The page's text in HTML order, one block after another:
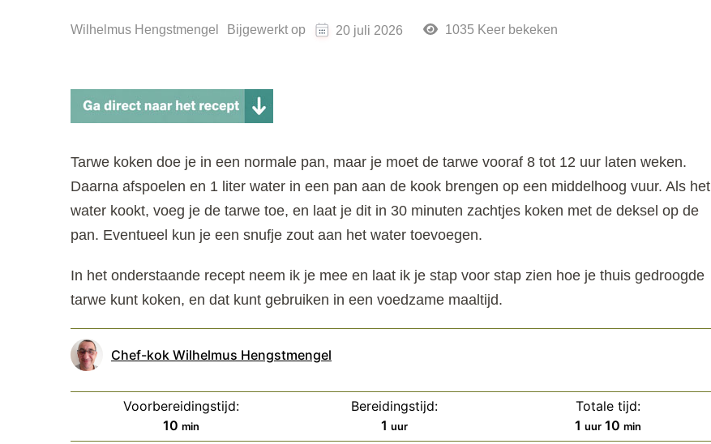
Wilhelmus Hengstmengel Bijgewerkt op 20 juli 2026 1035 Keer bekeken
Tarwe koken doe je in een normale pan, maar je moet de tarwe vooraf 8 tot 12 uur laten weken.
Daarna afspoelen en 1 liter water in een pan aan de kook brengen op een middelhoog vuur. Als het
water kookt, voeg je de tarwe toe, en laat je dit in 30 minuten zachtjes koken met de deksel op de
pan. Eventueel kun je een snufje zout aan het water toevoegen.
In het onderstaande recept neem ik je mee en laat ik je stap voor stap zien hoe je thuis gedroogde
tarwe kunt koken, en dat kunt gebruiken in een voedzame maaltijd.
Chef-kok Wilhelmus Hengstmengel
Voorbereidingstijd:
10 minuten
min
Bereidingstijd:
1 uur
uur
Totale tijd:
1 uur
uur 10 minuten
min